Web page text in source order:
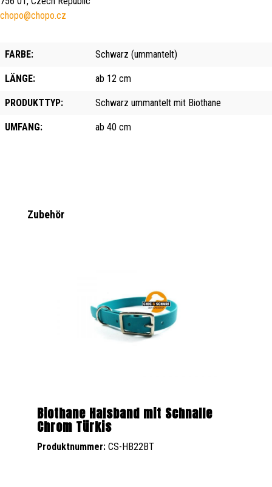
chopo@chopo.cz
FARBE: Schwarz (ummantelt)
LÄNGE: ab 12 cm
PRODUKTTYP: Schwarz ummantelt mit Biothane
UMFANG: ab 40 cm
Produktgalerie überspringen
Zubehör
Biothane Halsband mit Schnalle
Chrom Türkis
Produktnummer: CS-HB22BT